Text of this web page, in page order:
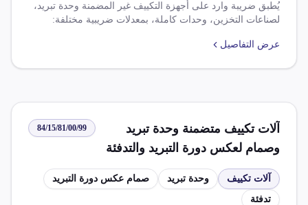
يُطبق ضريبة وارد على أجهزة التكييف غير المضمنة وحدة تبريد،
لصناعات التخزين، وحدات كاملة، بمعدلات ضريبية مختلفة:
عرض التفاصيل
آلات تكييف متضمنة وحدة تبريد
وصمام لعكس دورة التبريد والتدفئة
مفككة
84/15/81/00/99
آلات تكييف وحدة تبريد
صمام عكس دورة التبريد
تدفئة